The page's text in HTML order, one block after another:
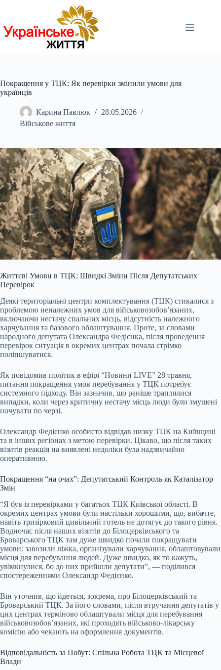
Покращення у ТЦК: Як перевірки змінили умови для
українців
Карина Павлюк
28.05.2026
Військове життя
Життєві Умови в ТЦК: Швидкі Зміни Після Депутатських
Перевірок
Деякі територіальні центри комплектування (ТЦК) стикалися з
проблемою неналежних умов для військовозобов’язаних,
включаючи нестачу спальних місць, відсутність належного
харчування та базового облаштування. Проте, за словами
народного депутата Олександра Федієнка, після проведення
перевірок ситуація в окремих центрах почала стрімко
поліпшуватися.
Як повідомив політик в ефірі “Новини LIVE” 28 травня,
питання покращення умов перебування у ТЦК потребує
системного підходу. Він зазначив, що раніше траплялися
випадки, коли через критичну нестачу місць люди були змушені
ночувати по черзі.
Олександр Федієнко особисто відвідав низку ТЦК на Київщині
та в інших регіонах з метою перевірки. Цікаво, що після таких
візитів реакція на виявлені недоліки була надзвичайно
оперативною.
Покращення “на очах”: Депутатський Контроль як Каталізатор
Змін
“Я був із перевірками у багатьох ТЦК Київської області. В
окремих центрах умови були настільки хорошими, що, вибачте,
навіть тризірковий цивільний готель не дотягує до такого рівня.
Водночас після наших візитів до Білоцерківського та
Броварського ТЦК там дуже швидко почали покращувати
умови: завозили ліжка, організували харчування, облаштовували
місця для перебування людей. Дуже швидко, як то кажуть,
увімкнулися, бо до них прийшли депутати”, — поділився
спостереженнями Олександр Федієнко.
Він уточнив, що йдеться, зокрема, про Білоцерківський та
Броварський ТЦК. За його словами, після втручання депутатів у
цих центрах терміново облаштували місця для перебування
військовозобов’язаних, які проходять військово-лікарську
комісію або чекають на оформлення документів.
Відповідальність за Побут: Спільна Робота ТЦК та Місцевої
Влади